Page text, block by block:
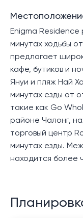
Enigma
минутах ходьбы
предлагает
кафе, бутиков и
Януи и пляж Най
минутах езды от
такие как Go
районе Чалонг,
торговый центр
минутах езды.
находится более